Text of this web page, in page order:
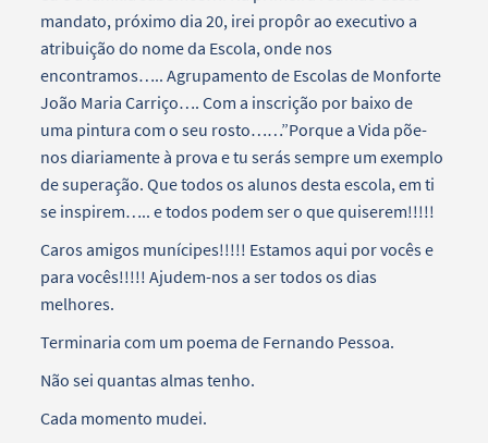
mandato, próximo dia 20, irei propôr ao executivo a
atribuição do nome da Escola, onde nos
encontramos….. Agrupamento de Escolas de Monforte
João Maria Carriço…. Com a inscrição por baixo de
uma pintura com o seu rosto……”Porque a Vida põe-
nos diariamente à prova e tu serás sempre um exemplo
de superação. Que todos os alunos desta escola, em ti
se inspirem….. e todos podem ser o que quiserem!!!!!
Caros amigos munícipes!!!!! Estamos aqui por vocês e
para vocês!!!!! Ajudem-nos a ser todos os dias
melhores.
Terminaria com um poema de Fernando Pessoa.
Não sei quantas almas tenho.
Cada momento mudei.